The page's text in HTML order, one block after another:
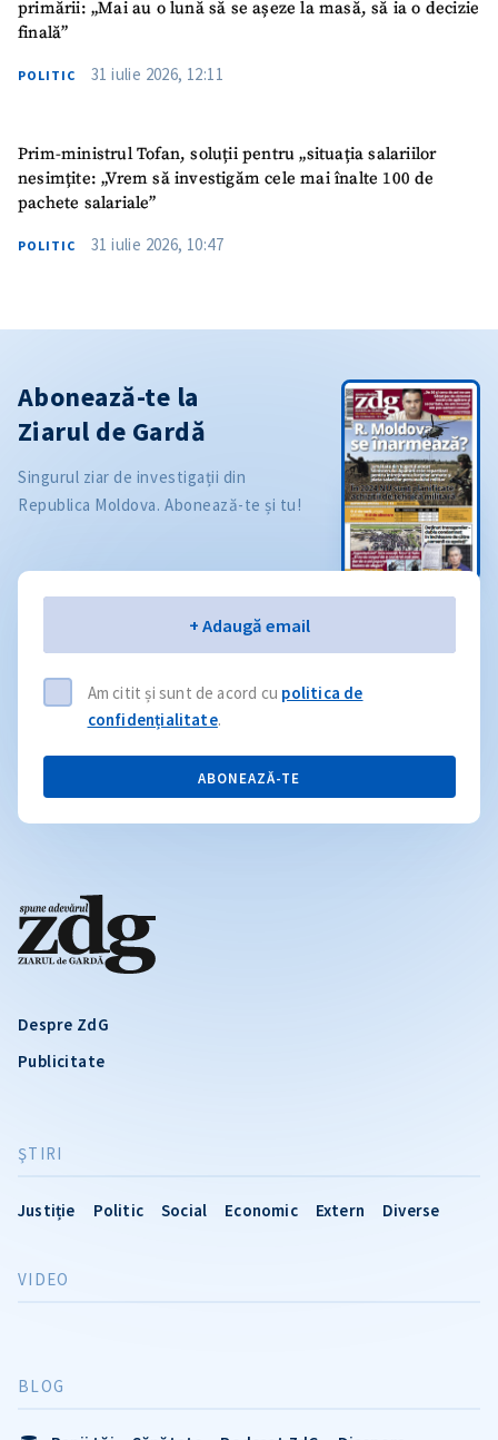
primării: „Mai au o lună să se așeze la masă, să ia o decizie
finală”
POLITIC 31 iulie 2026, 12:11
Prim-ministrul Tofan, soluții pentru „situația salariilor
nesimțite: „Vrem să investigăm cele mai înalte 100 de
pachete salariale”
POLITIC 31 iulie 2026, 10:47
Despre ZdG
Publicitate
ŞTIRI
Justiție Politic Social Economic Extern Diverse
VIDEO
BLOG
Abonează-te la
Ziarul de Gardă
Singurul ziar de investigații din
Republica Moldova. Abonează-te și tu!
+ Adaugă email
Am citit și sunt de acord cu politica de
confidențialitate.
ABONEAZĂ-TE